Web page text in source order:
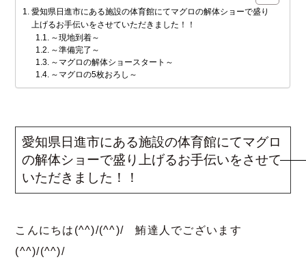
愛知県日進市にある施設の体育館にてマグロの解体ショーで盛り
上げるお手伝いをさせていただきました！！
～現地到着～
～準備完了～
～マグロの解体ショースタート～
～マグロの5枚おろし～
愛知県日進市にある施設の体育館にてマグロ
の解体ショーで盛り上げるお手伝いをさせて
いただきました！！
こんにちは(^^)/(^^)/ 鮪達人でございます
(^^)/(^^)/